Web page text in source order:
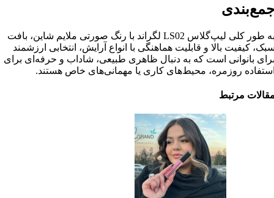
به طور کلی لیپ‌گلاس LS02 لگراند با رنگ صورتی ملایم شاین، بافت
کیفیت بالا و قابلیت هماهنگی با انواع آرایش، انتخابی ارزشمند
بانوانی است که به دنبال ظاهری طبیعی، شاداب و حرفه‌ای برای
روزمره، محیط‌های کاری یا مهمانی‌های خاص هستند.
مرتبط